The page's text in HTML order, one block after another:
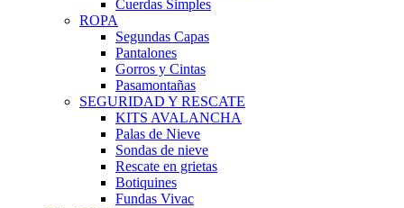
Cuerdas Simples
ROPA
Segundas Capas
Pantalones
Gorros y Cintas
Pasamontañas
SEGURIDAD Y RESCATE
KITS AVALANCHA
Palas de Nieve
Sondas de nieve
Rescate en grietas
Botiquines
Fundas Vivac